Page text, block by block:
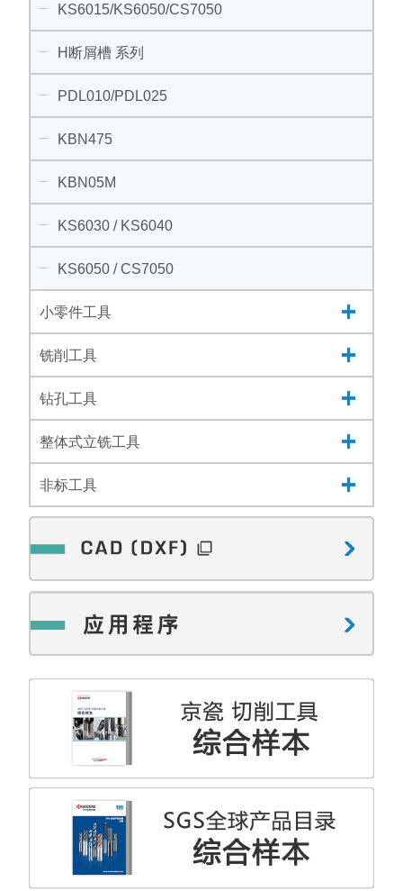
KS6015/KS6050/CS7050
H断屑槽 系列
PDL010/PDL025
KBN475
KBN05M
KS6030 / KS6040
KS6050 / CS7050
小零件工具
铣削工具
钻孔工具
整体式立铣工具
非标工具